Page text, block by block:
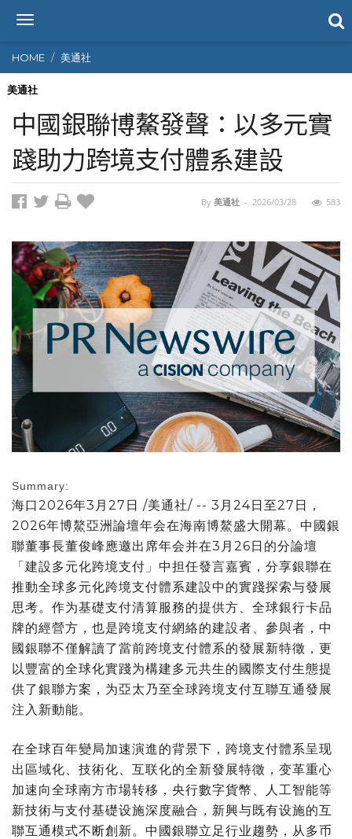
T
g
g
l
n
a
v
i
g
o
n
HOME 美通社
美通社
中國銀聯博鰲發聲：以多元實
踐助力跨境支付體系建設
By 美通社 - 2026/03/28 583
Summary:
海口2026年3月27日 /美通社/ -- 3月24日至27日，
2026年博鰲亞洲論壇年会在海南博鰲盛大開幕。中國銀
聯董事長董俊峰應邀出席年会并在3月26日的分論壇
「建設多元化跨境支付」中担任發言嘉賓，分享銀聯在
推動全球多元化跨境支付體系建設中的實踐探索与發展
思考。作为基礎支付清算服務的提供方、全球銀行卡品
牌的經營方，也是跨境支付網絡的建設者、參與者，中
國銀聯不僅解讀了當前跨境支付體系的發展新特徵，更
以豐富的全球化實踐为構建多元共生的國際支付生態提
供了銀聯方案，为亞太乃至全球跨境支付互聯互通發展
注入新動能。
在全球百年變局加速演進的背景下，跨境支付體系呈现
出區域化、技術化、互联化的全新發展特徵，变革重心
加速向全球南方市場转移，央行數字貨幣、人工智能等
新技術与支付基礎设施深度融合，新興与既有设施的互
聯互通模式不断創新。中國銀聯立足行业趨勢，从多币